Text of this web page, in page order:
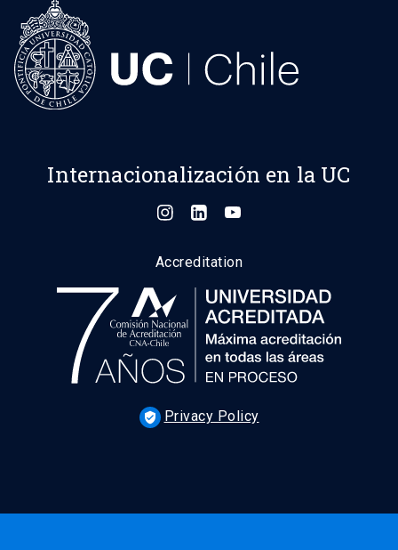
Internacionalización en la UC
Accreditation
verified_user Privacy Policy